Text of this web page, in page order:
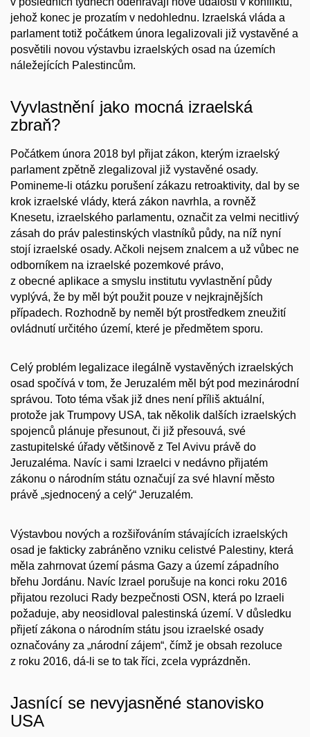
jehož konec je prozatím v nedohlednu. Izraelská vláda a
parlament totiž počátkem února legalizovali již vystavěné a
posvětili novou výstavbu izraelských osad na územích
náležejících Palestincům.
Vyvlastnění jako mocná izraelská
zbraň?
Počátkem února 2018 byl přijat zákon, kterým izraelský
parlament zpětně zlegalizoval již vystavěné osady.
Pomineme-li otázku porušení zákazu retroaktivity, dal by se
krok izraelské vlády, která zákon navrhla, a rovněž
Knesetu, izraelského parlamentu, označit za velmi necitlivý
zásah do práv palestinských vlastníků půdy, na níž nyní
stojí izraelské osady. Ačkoli nejsem znalcem a už vůbec ne
odborníkem na izraelské pozemkové právo,
z obecné aplikace a smyslu institutu vyvlastnění půdy
vyplývá, že by měl být použit pouze v nejkrajnějších
případech. Rozhodně by neměl být prostředkem zneužití
ovládnutí určitého území, které je předmětem sporu.
Celý problém legalizace ilegálně vystavěných izraelských
osad spočívá v tom, že Jeruzalém měl být pod mezinárodní
správou. Toto téma však již dnes není příliš aktuální,
protože jak Trumpovy USA, tak několik dalších izraelských
spojenců plánuje přesunout, či již přesouvá, své
zastupitelské úřady většinově z Tel Avivu právě do
Jeruzaléma. Navíc i sami Izraelci v nedávno přijatém
zákonu o národním státu označují za své hlavní město
právě „sjednocený a celý“ Jeruzalém.
Výstavbou nových a rozšiřováním stávajících izraelských
osad je fakticky zabráněno vzniku celistvé Palestiny, která
měla zahrnovat území pásma Gazy a území západního
břehu Jordánu. Navíc Izrael porušuje na konci roku 2016
přijatou rezoluci Rady bezpečnosti OSN, která po Izraeli
požaduje, aby neosidloval palestinská území. V důsledku
přijetí zákona o národním státu jsou izraelské osady
označovány za „národní zájem“, čímž je obsah rezoluce
z roku 2016, dá-li se to tak říci, zcela vyprázdněn.
Jasnící se nevyjasněné stanovisko
USA